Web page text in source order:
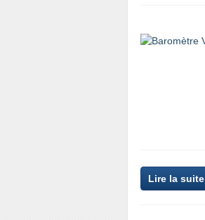
Lire la suite